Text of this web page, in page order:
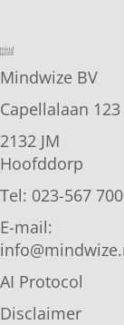
Mindwize BV
Capellalaan 123
2132 JM
Hoofddorp
Tel: 023-567
E-mail:
AI Protocol
Disclaimer